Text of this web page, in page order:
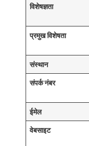
विशेषज्ञता
प्रमुख विशेषता
संस्थान
संपर्क नंबर
ईमेल
वेबसाइट